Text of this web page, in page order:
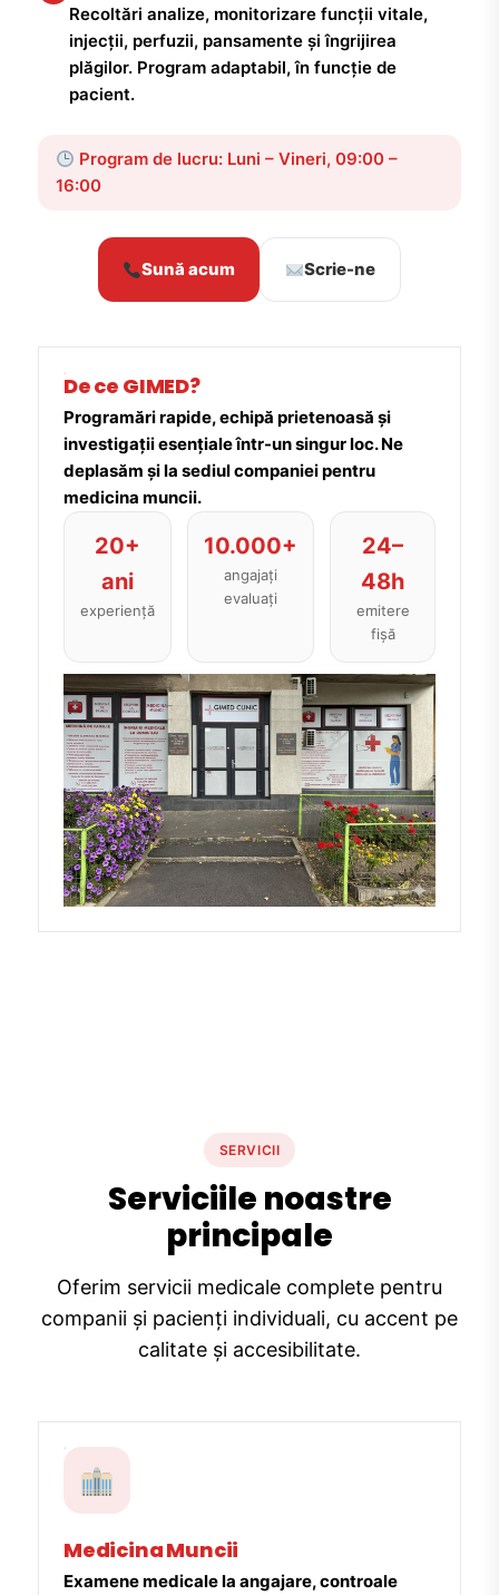
Recoltări analize, monitorizare funcții vitale,
injecții, perfuzii, pansamente și îngrijirea
plăgilor. Program adaptabil, în funcție de
pacient.
Program de lucru: Luni – Vineri, 09:00 –
16:00
Sună acum Scrie-ne
De ce GIMED?
Programări rapide, echipă prietenoasă și
investigații esențiale într-un singur loc. Ne
deplasăm și la sediul companiei pentru
medicina muncii.
20+
ani
experiență
10.000+
angajați
evaluați
24–
48h
emitere
fișă
SERVICII
Serviciile noastre
principale
Oferim servicii medicale complete pentru
companii și pacienți individuali, cu accent pe
calitate și accesibilitate.
Medicina Muncii
Examene medicale la angajare, controale